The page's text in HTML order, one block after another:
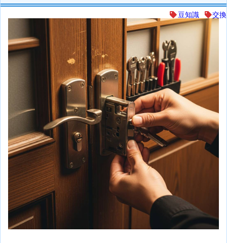
豆知識 交換